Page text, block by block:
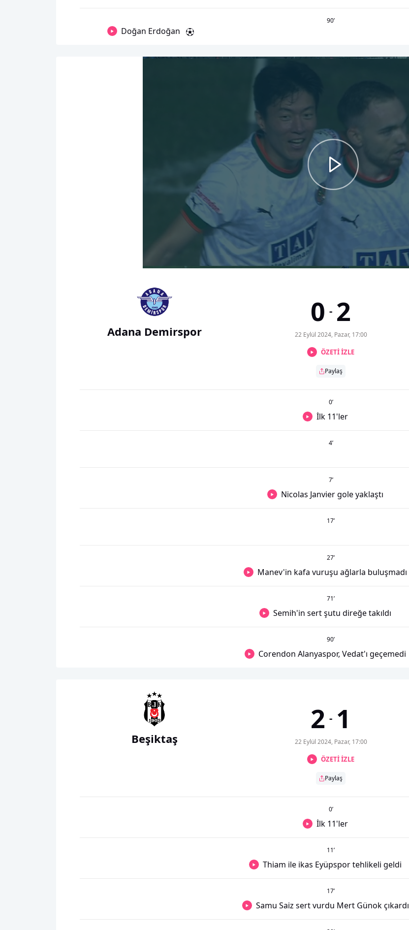
90’
Doğan Erdoğan
Adana Demirspor
0 - 2
22 Eylül 2024, Pazar, 17:00
ÖZETİ İZLE
Paylaş
0’
İlk 11'ler
4’
7’
Nicolas Janvier gole yaklaştı
17’
27’
Manev'in kafa vuruşu ağlarla buluşmadı
71’
Semih'in sert şutu direğe takıldı
90’
Corendon Alanyaspor, Vedat'ı geçemedi
Beşiktaş
2 - 1
22 Eylül 2024, Pazar, 17:00
ÖZETİ İZLE
Paylaş
0’
İlk 11'ler
11’
Thiam ile ikas Eyüpspor tehlikeli geldi
17’
Samu Saiz sert vurdu Mert Günok çıkardı